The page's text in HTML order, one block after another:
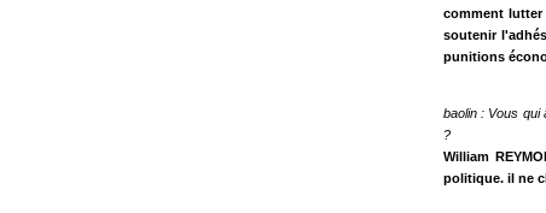
comment lutter
soutenir
punitions
baolin : Vous qui
?
William
politique. il ne